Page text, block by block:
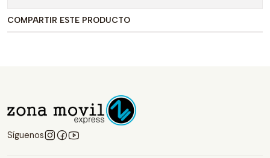
COMPARTIR ESTE PRODUCTO
Síguenos